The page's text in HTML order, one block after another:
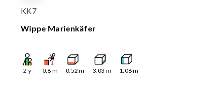
KK7
Wippe Marienkäfer
2 y 0.8 m 0.52 m 3.03 m 1.06m